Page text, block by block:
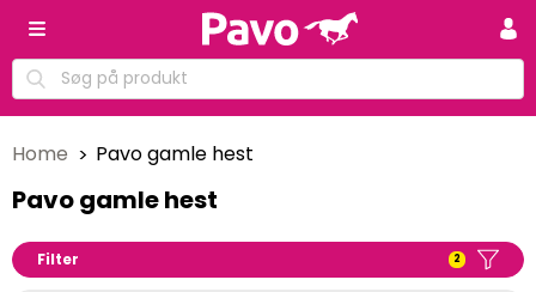
Home Pavo gamle hest
Pavo gamle hest
Filter 2